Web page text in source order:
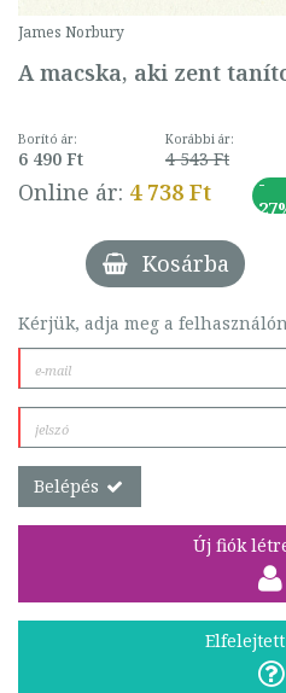
James Norbury
A macska, aki zent
Borító ár:
6 490 Ft
Korábbi ár:
4 543 Ft
Online ár: 4 738 Ft
-
Kosárba
Kérjük, adja meg a
Belépés
Új fiók